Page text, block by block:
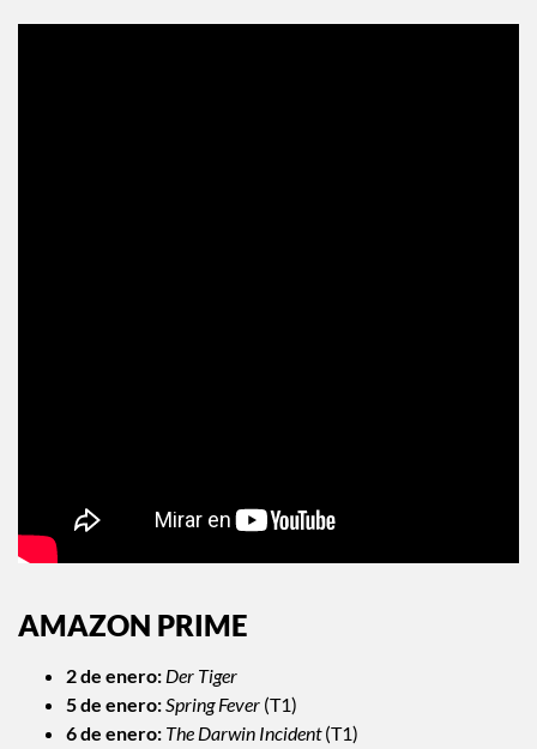
AMAZON PRIME
2 de enero: Der Tiger
5 de enero:Spring Fever (T1)
6 de enero: The Darwin Incident(T1)